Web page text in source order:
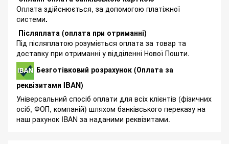
Оплата здійснюється, за допомогою платіжної
системи.
Післяплата (оплата при отриманні)
Під післяплатою розуміється оплата за товар та
доставку при отриманні у відділенні Нової Пошти.
Безготівковий розрахунок (Оплата за
реквізитами IBAN)
Універсальний спосіб оплати для всіх клієнтів (фізичних
осіб, ФОП, компаній) шляхом банківського переказу на
наш рахунок IBAN за наданими реквізитами.